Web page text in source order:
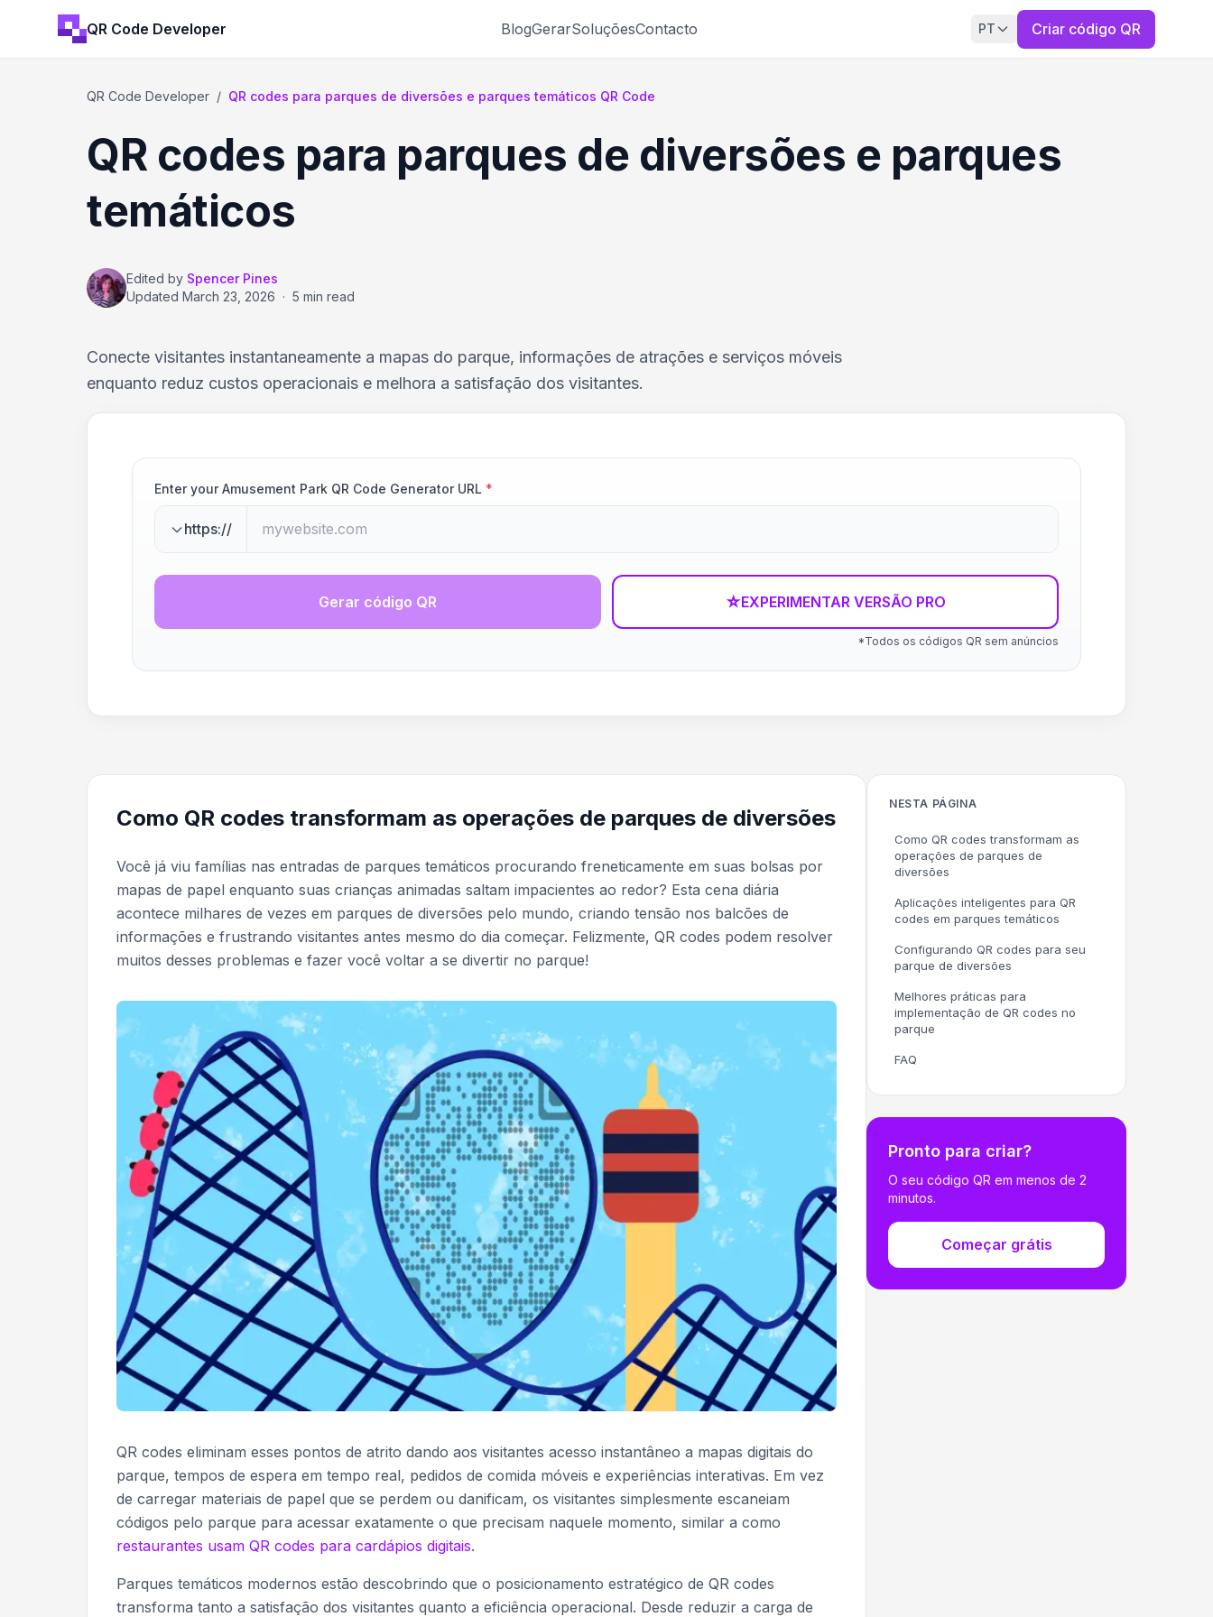
QR Code Developer BlogGerarSoluçõesContacto PT Criar código QR
QR Code Developer / QR codes para parques de diversões e parques temáticos QR Code
QR codes para parques de diversões e parques
temáticos
Edited by Spencer Pines
Updated March 23, 2026 · 5 min read
Conecte visitantes instantaneamente a mapas do parque, informações de atrações e serviços móveis
enquanto reduz custos operacionais e melhora a satisfação dos visitantes.
Enter your Amusement Park QR Code Generator URL *
https://
Gerar código QR ☆EXPERIMENTAR VERSÃO PRO
*Todos os códigos QR sem anúncios
Como QR codes transformam as operações de parques de diversões
Você já viu famílias nas entradas de parques temáticos procurando freneticamente em suas bolsas por
mapas de papel enquanto suas crianças animadas saltam impacientes ao redor? Esta cena diária
acontece milhares de vezes em parques de diversões pelo mundo, criando tensão nos balcões de
informações e frustrando visitantes antes mesmo do dia começar. Felizmente, QR codes podem resolver
muitos desses problemas e fazer você voltar a se divertir no parque!
QR codes eliminam esses pontos de atrito dando aos visitantes acesso instantâneo a mapas digitais do
parque, tempos de espera em tempo real, pedidos de comida móveis e experiências interativas. Em vez
de carregar materiais de papel que se perdem ou danificam, os visitantes simplesmente escaneiam
códigos pelo parque para acessar exatamente o que precisam naquele momento, similar a como
restaurantes usam QR codes para cardápios digitais.
Parques temáticos modernos estão descobrindo que o posicionamento estratégico de QR codes
transforma tanto a satisfação dos visitantes quanto a eficiência operacional. Desde reduzir a carga de
NESTA PÁGINA
Como QR codes transformam as
operações de parques de
diversões
Aplicações inteligentes para QR
codes em parques temáticos
Configurando QR codes para seu
parque de diversões
Melhores práticas para
implementação de QR codes no
parque
FAQ
Pronto para criar?
O seu código QR em menos de 2
minutos.
Começar grátis